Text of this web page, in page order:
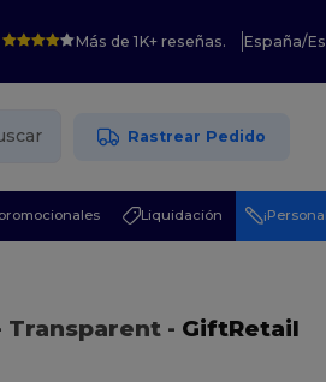
Más de 1K+ reseñas. España/Es
Rastrear Pedido
Liquidación
Transparent- GiftRetail